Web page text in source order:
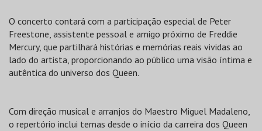
O concerto contará com a participação especial de Peter
Freestone, assistente pessoal e amigo próximo de Freddie
Mercury, que partilhará histórias e memórias reais vividas ao
lado do artista, proporcionando ao público uma visão íntima e
autêntica do universo dos Queen.
Com direção musical e arranjos do Maestro Miguel Madaleno,
o repertório inclui temas desde o início da carreira dos Queen